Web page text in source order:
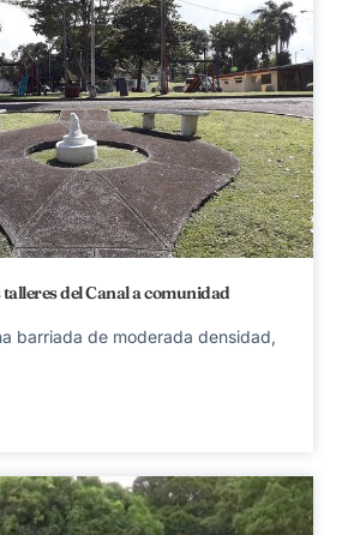
del Canal a comunidad
barriada de moderada densidad,